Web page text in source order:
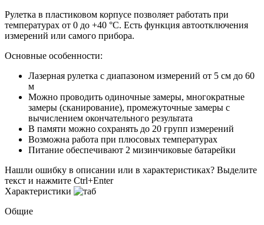
Рулетка в пластиковом корпусе позволяет работать при
температурах от 0 до +40 °С. Есть функция автоотключения
измерений или самого прибора.
Основные особенности:
Лазерная рулетка с диапазоном измерений от 5 см до 60
м
Можно проводить одиночные замеры, многократные
замеры (сканирование), промежуточные замеры с
вычислением окончательного результата
В памяти можно сохранять до 20 групп измерений
Возможна работа при плюсовых температурах
Питание обеспечивают 2 мизинчиковые батарейки
Нашли ошибку в описании или в характеристиках? Выделите
текст и нажмите Ctrl+Enter
Характеристики
Общие